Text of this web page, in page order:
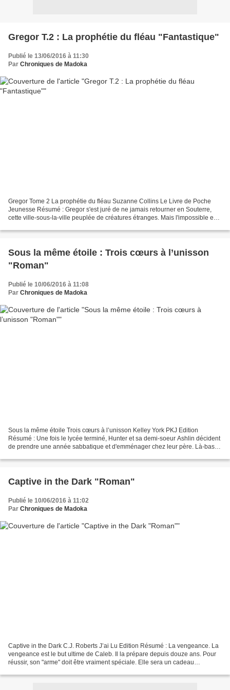
Gregor T.2 : La prophétie du fléau "Fantastique"
Publié le 13/06/2016 à 11:30
Par Chroniques de Madoka
Gregor Tome 2 La prophétie du fléau Suzanne Collins Le Livre de Poche
Jeunesse Résumé : Gregor s'est juré de ne jamais retourner en Souterre,
cette ville-sous-la-ville peuplée de créatures étranges. Mais l'impossible est
Sous la même étoile : Trois cœurs à l’unisson
"Roman"
Publié le 10/06/2016 à 11:08
Par Chroniques de Madoka
Sous la même étoile Trois cœurs à l’unisson Kelley York PKJ Edition
Résumé : Une fois le lycée terminé, Hunter et sa demi-soeur Ashlin décident
de prendre une année sabbatique et d'emménager chez leur père. Là-bas,
Captive in the Dark "Roman"
Publié le 10/06/2016 à 11:02
Par Chroniques de Madoka
Captive in the Dark C.J. Roberts J’ai Lu Edition Résumé : La vengeance. La
vengeance est le but ultime de Caleb. Il la prépare depuis douze ans. Pour
réussir, son "arme" doit être vraiment spéciale. Elle sera un cadeau